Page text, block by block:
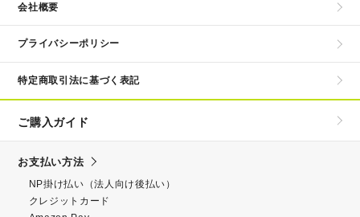
会社概要
プライバシーポリシー
特定商取引法に基づく表記
ご購入ガイド
お支払い方法
NP掛け払い（法人向け後払い）
クレジットカード